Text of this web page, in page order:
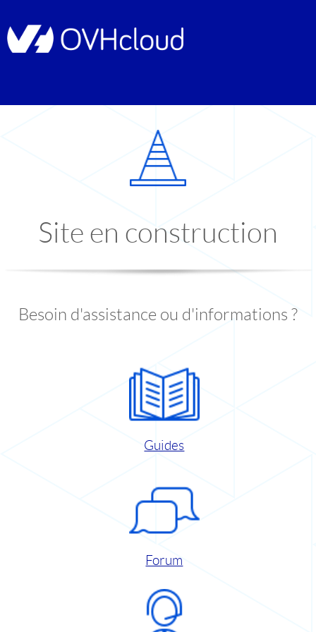
Site en construction
Besoin d'assistance ou d'informations ?
Guides
Forum